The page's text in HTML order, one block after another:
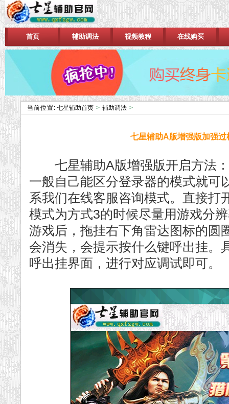
首页 辅助调法 视频教程 在线购买
当前位置: 七星辅助首页 > 辅助调法 >
七星辅助A版增强版加强过
七星辅助A版增强版开启方法：
一般自己能区分登录器的模式就可
系我们在线客服咨询模式。直接打
模式为方式3的时候尽量用游戏分
游戏后，拖挂右下角雷达图标的圆
会消失，会提示按什么键呼出挂。
呼出挂界面，进行对应调试即可。